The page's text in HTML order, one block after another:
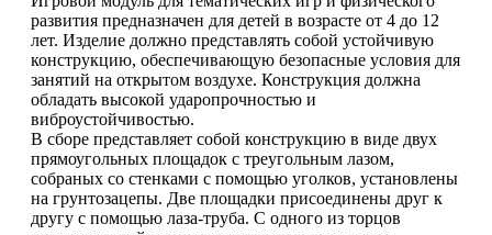
развития предназначен для детей в возрасте от 4 до 12
лет. Изделие должно представлять собой устойчивую
конструкцию, обеспечивающую безопасные условия для
занятий на открытом воздухе. Конструкция должна
обладать высокой ударопрочностью и
виброустойчивостью.
В сборе представляет собой конструкцию в виде двух
прямоугольных площадок с треугольным лазом,
собраных со стенками с помощью уголков, установлены
на грунтозацепы. Две площадки присоединены друг к
другу с помощью лаза-труба. С одного из торцов